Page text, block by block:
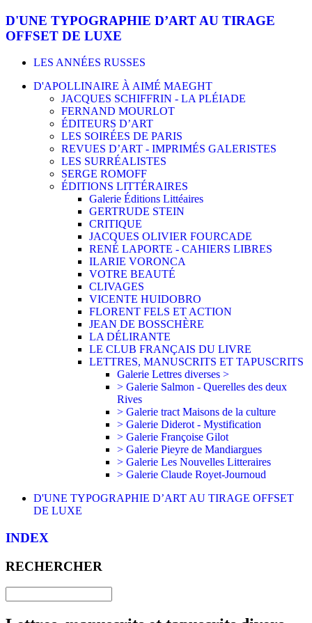
D'UNE TYPOGRAPHIE D’ART AU TIRAGE
OFFSET DE LUXE
LES ANNÉES RUSSES
D'APOLLINAIRE À AIMÉ MAEGHT
JACQUES SCHIFFRIN - LA PLÉIADE
FERNAND MOURLOT
ÉDITEURS D’ART
LES SOIRÉES DE PARIS
REVUES D’ART - IMPRIMÉS GALERISTES
LES SURRÉALISTES
SERGE ROMOFF
ÉDITIONS LITTÉRAIRES
Galerie Éditions Littéaires
GERTRUDE STEIN
CRITIQUE
JACQUES OLIVIER FOURCADE
RENÉ LAPORTE - CAHIERS LIBRES
ILARIE VORONCA
VOTRE BEAUTÉ
CLIVAGES
VICENTE HUIDOBRO
FLORENT FELS ET ACTION
JEAN DE BOSSCHÈRE
LA DÉLIRANTE
LE CLUB FRANÇAIS DU LIVRE
LETTRES, MANUSCRITS ET TAPUSCRITS
Galerie Lettres diverses >
> Galerie Salmon - Querelles des deux
Rives
> Galerie tract Maisons de la culture
> Galerie Diderot - Mystification
> Galerie Françoise Gilot
> Galerie Pieyre de Mandiargues
> Galerie Les Nouvelles Litteraires
> Galerie Claude Royet-Journoud
D'UNE TYPOGRAPHIE D’ART AU TIRAGE OFFSET
DE LUXE
INDEX
RECHERCHER